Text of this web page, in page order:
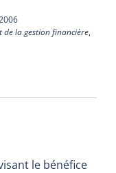
la gestion financière,
le bénéfice